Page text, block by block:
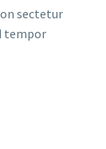
sectetur
tempor